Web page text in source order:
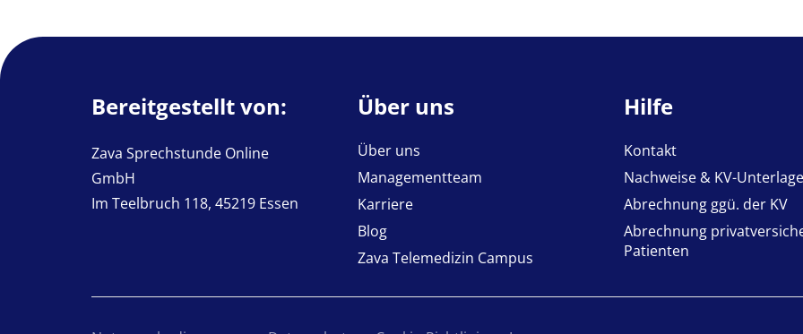
Bereitgestellt von:
Zava Sprechstunde Online
GmbH
Im Teelbruch 118, 45219 Essen
Über uns
Über uns
Managementteam
Karriere
Blog
Zava Telemedizin Campus
Hilfe
Kontakt
Nachweise & KV-
Abrechnung ggü. der KV
Abrechnung
Patienten